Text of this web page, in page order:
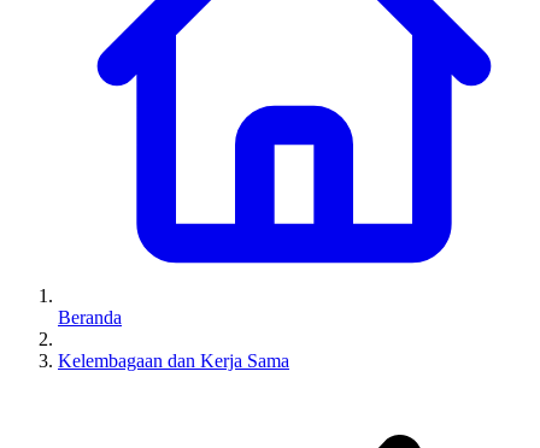
Beranda
Kelembagaan dan Kerja Sama